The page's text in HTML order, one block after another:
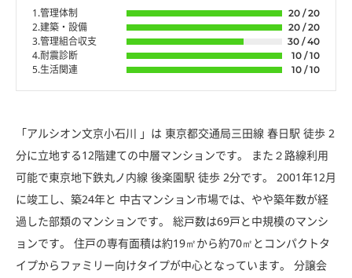
1.管理体制 20 / 20
2.建築・設備 20 / 20
3.管理組合収支 30 / 40
4.耐震診断 10 / 10
5.生活関連 10 / 10
「アルシオン文京小石川 」は 東京都交通局三田線 春日駅 徒歩 2
分に立地する12階建ての中層マンションです。 また２路線利用
可能で東京地下鉄丸ノ内線 後楽園駅 徒歩 2分です。 2001年12月
に竣工し、築24年と 中古マンション市場では、やや築年数が経
過した部類のマンションです。 総戸数は69戸と中規模のマンシ
ョンです。 住戸の専有面積は約19㎡から約70㎡とコンパクトタ
イプからファミリー向けタイプが中心となっています。 分譲会